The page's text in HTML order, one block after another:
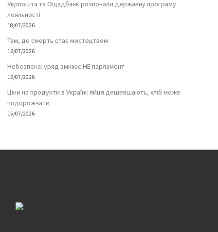
Укрпошта та Ощадбанк розпочали державну програму
лояльності
18/07/2026
Там, де смерть стає мистецтвом
16/07/2026
Небезпека: уряд змінює НЕ парламент
16/07/2026
Ціни на продукти в Україні: яйця дешевшають, хліб може
подорожчати
15/07/2026